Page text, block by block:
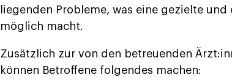
liegenden Probleme, was eine gezielte
möglich macht.
Zusätzlich zur von den betreuenden
können Betroffene folgendes machen: